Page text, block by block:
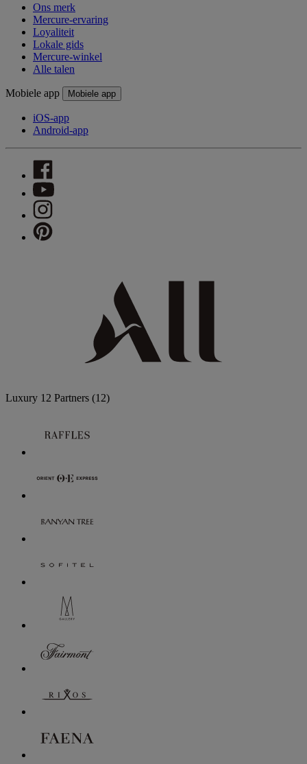
Ons merk
Mercure-ervaring
Loyaliteit
Lokale gids
Mercure-winkel
Alle talen
Mobiele app Mobiele app
iOS-app
Android-app
Luxury 12 Partners (12)